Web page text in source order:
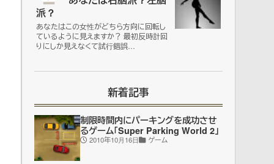
派？
あなたはこの女性がどちら方向に回転し
ているように見えますか？ 最初反時計回
りにしか見えなくて試行錯誤…
新着記事
制限時間内にパーキングを成功させ
るゲーム「Super Parking World 2」
2010年10月16日 ゲーム